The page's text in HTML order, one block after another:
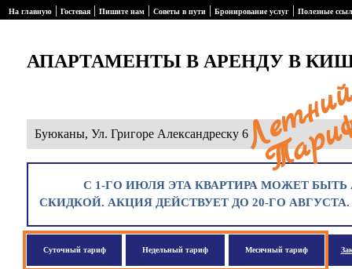
На главную | Гостевая | Пишите нам | Советы в пути | Бронирование услуг | Полезные
АПАРТАМЕНТЫ В АРЕНДУ В
Буюканы, Ул. Григоре Александреску 6
С 1-ГО ИЮЛЯ ЭТА КВАРТИРА МОЖЕТ БЫТЬ
СКИДКОЙ. АКЦИЯ ДЕЙСТВУЕТ ДО 20-ГО АВГУСТА.
Суточный тариф Недельный тариф Месячный тариф